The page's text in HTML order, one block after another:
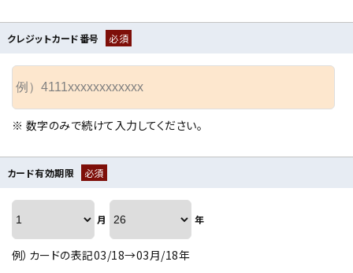
クレジットカード番号 必須
※ 数字のみで続けて入力してください。
カード有効期限 必須
月 年
例）カードの表記03/18→03月/18年